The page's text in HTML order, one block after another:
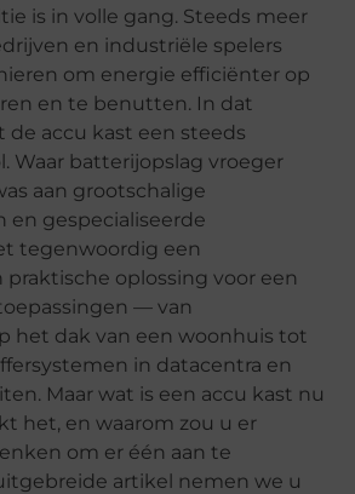
is in volle gang. Steeds meer
en industriële spelers
om energie efficiënter op
en te benutten. In dat
de accu kast een steeds
Waar batterijopslag vroeger
aan grootschalige
en gespecialiseerde
tegenwoordig een
oplossing voor een
— van
het dak van een woonhuis tot
in datacentra en
Maar wat is een accu kast nu
het, en waarom zou u er
om er één aan te
artikel nemen we u